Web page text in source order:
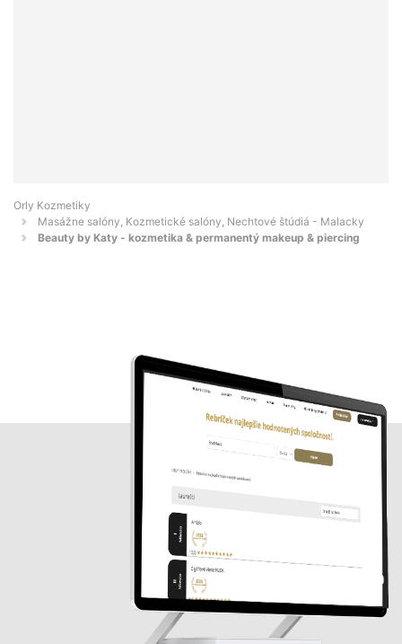
Orly Kozmetiky
Masážne salóny, Kozmetické salóny, Nechtové štúdiá - Malacky
Beauty by Katy - kozmetika & permanentý makeup & piercing